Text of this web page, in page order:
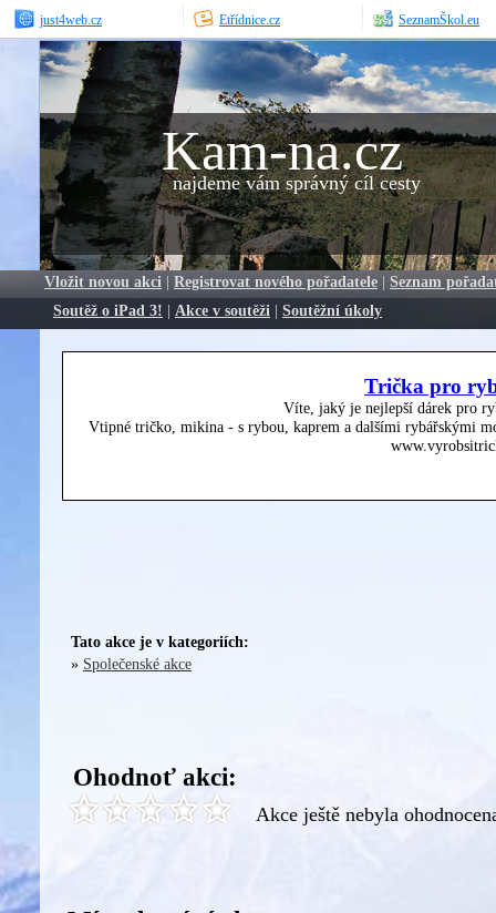
just4web.cz Etřídnice.cz SeznamŠkol.eu
Kam-na.cz
najdeme vám správný cíl cesty
Vložit novou akci | Registrovat nového pořadatele | Seznam
Soutěž o iPad 3! | Akce v soutěži | Soutěžní úkoly
Trička pro
Víte, jaký je nejlepší dárek pro
Vtipné tričko, mikina - s rybou, kaprem a dalšími rybářskými
Tato akce je v kategoriích:
» Společenské akce
Ohodnoť akci:
Akce ještě nebyla